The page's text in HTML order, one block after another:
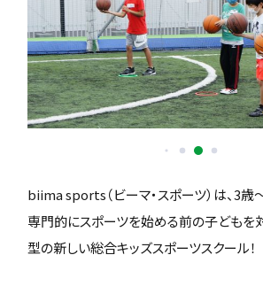
biima sports（ビーマ・スポーツ）は、3
専門的にスポーツを始める前の子どもを
型の新しい総合キッズスポーツスクール！